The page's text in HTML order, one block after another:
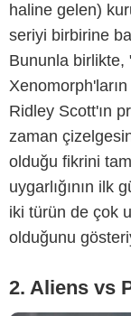
haline gelen)
seriyi birbirine
Bununla birlikte,
Ridley Scott'ın
zaman
olduğu fikrini
uygarlığının ilk
iki türün de çok
olduğunu
2. Aliens vs